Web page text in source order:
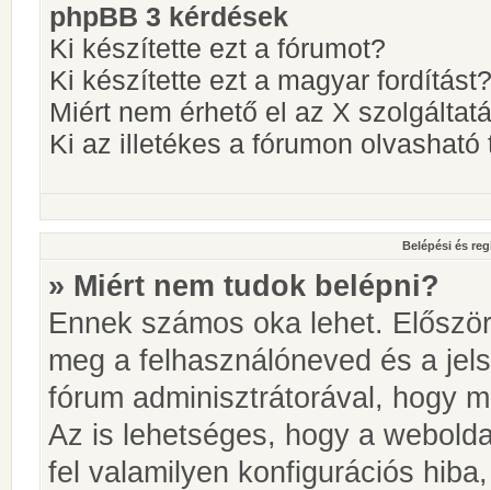
phpBB 3 kérdések
Ki készítette ezt a fórumot?
Ki készítette ezt a magyar fordítást?
Miért nem érhető el az X
Ki az illetékes a fórumon
Belépési és
» Miért nem tudok belépni?
Ennek számos oka lehet.
meg a felhasználóneved és a
fórum adminisztrátorával, hogy
Az is lehetséges, hogy a
fel valamilyen konfigurációs